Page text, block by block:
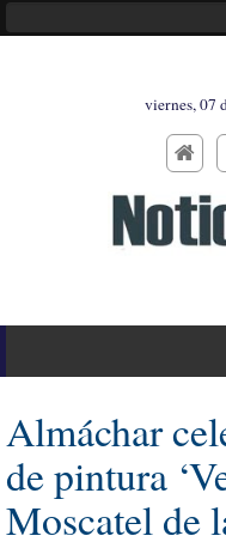
viernes, 07
Almáchar
de pintura
Moscatel de